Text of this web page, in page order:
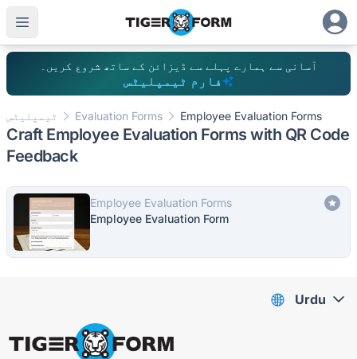
آسانی سے ہمارے پہلے سے ڈیزائن کے ساتھ شروع کریں۔
فارم ٹیمپلیٹس
ٹیمپلیٹس Evaluation Forms Employee Evaluation Forms
Craft Employee Evaluation Forms with QR Code
Feedback
Employee Evaluation Forms
Employee Evaluation Form
Urdu